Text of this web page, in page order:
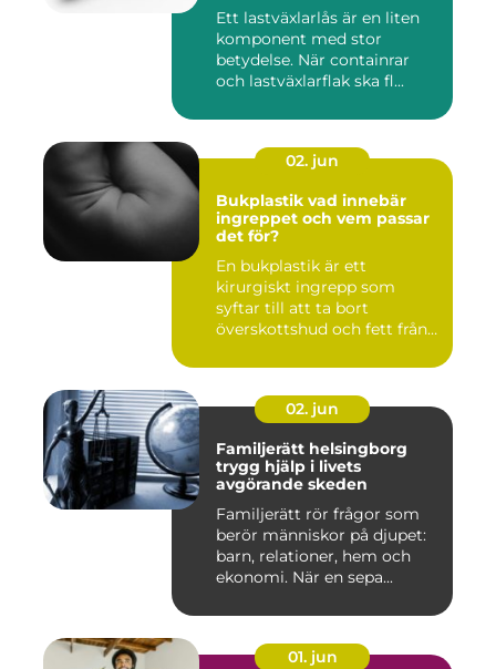
Ett lastväxlarlås är en liten
komponent med stor
betydelse. När containrar
och lastväxlarflak ska fl...
02. jun
Bukplastik vad innebär
ingreppet och vem passar
det för?
En bukplastik är ett
kirurgiskt ingrepp som
syftar till att ta bort
överskottshud och fett från
02. jun
Familjerätt helsingborg
trygg hjälp i livets
avgörande skeden
Familjerätt rör frågor som
berör människor på djupet:
barn, relationer, hem och
ekonomi. När en sepa...
01. jun